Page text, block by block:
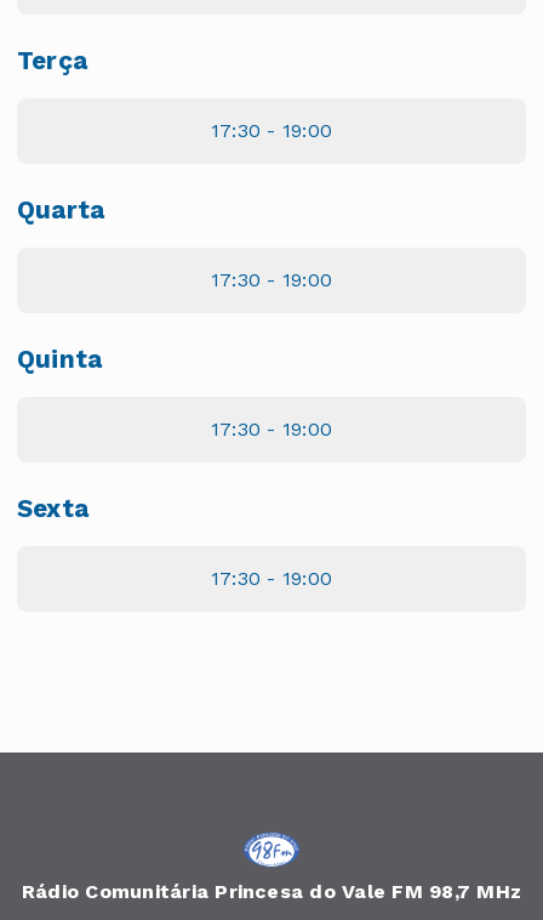
Terça
17:30 - 19:00
Quarta
17:30 - 19:00
Quinta
17:30 - 19:00
Sexta
17:30 - 19:00
Rádio Comunitária Princesa do Vale FM 98,7 MHz